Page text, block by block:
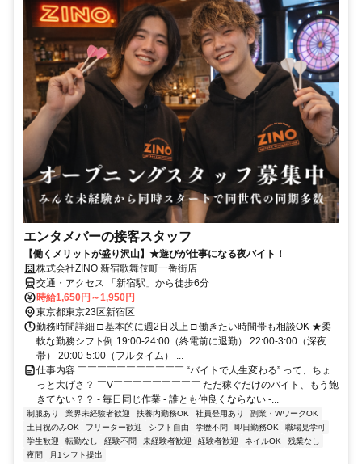
エンタメバーの接客スタッフ
【働くメリットが盛り沢山】★遊びが仕事になる夜バイト！
株式会社ZINO 新宿歌舞伎町一番街店
交通・アクセス 「新宿駅」から徒歩6分
時給1,650円～1,950円
東京都東京23区新宿区
勤務時間詳細 □ 基本的に週2日以上 □ 働きたい時間帯も相談OK ★柔
軟な勤務シフト例 19:00-24:00（終電前に退勤） 22:00-3:00（深夜
帯） 20:00-5:00（フルタイム） ...
仕事内容 ￣￣￣￣￣￣￣￣￣￣￣ “バイトで人生変わる” って、ちょ
っと大げさ？ ￣V￣￣￣￣￣￣￣￣￣ ただ稼ぐだけのバイト、もう飽
きてない？？ - 毎日同じ作業 - 誰とも仲良くならない -...
制服あり 業界未経験者歓迎 扶養内勤務OK 社員登用あり
副業・WワークOK
土日祝のみOK
フリーター歓迎 シフト自由 学歴不問 即日勤務OK
職場見学可
学生歓迎
転勤なし 経験不問 未経験者歓迎 経験者歓迎 ネイルOK
残業なし
夜間
月1シフト提出